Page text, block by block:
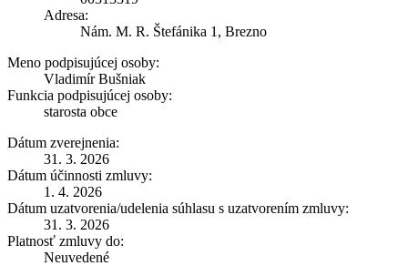
Adresa:
Nám. M. R. Štefánika 1, Brezno
Meno podpisujúcej osoby:
Vladimír Bušniak
Funkcia podpisujúcej osoby:
starosta obce
Dátum zverejnenia:
31. 3. 2026
Dátum účinnosti zmluvy:
1. 4. 2026
Dátum uzatvorenia/udelenia súhlasu s uzatvorením zmluvy:
31. 3. 2026
Platnosť zmluvy do:
Neuvedené